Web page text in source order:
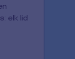
elk lid